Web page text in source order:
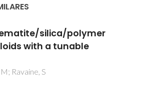
silica/polymer
with a tunable
Ravaine, S